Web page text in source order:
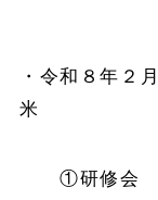
・令和８年２
米
①研修会 [